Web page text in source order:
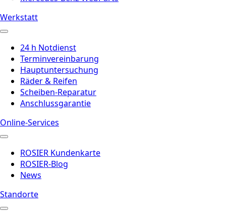
Werkstatt
24 h Notdienst
Terminvereinbarung
Hauptuntersuchung
Räder & Reifen
Scheiben-Reparatur
Anschlussgarantie
Online-Services
ROSIER Kundenkarte
ROSIER-Blog
News
Standorte